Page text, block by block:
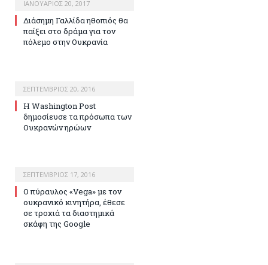
ΙΑΝΟΥΆΡΙΟΣ 20, 2017
Διάσημη Γαλλίδα ηθοπιός θα
παίξει στο δράμα για τον
πόλεμο στην Ουκρανία
ΣΕΠΤΈΜΒΡΙΟΣ 20, 2016
Η Washington Post
δημοσίευσε τα πρόσωπα των
Ουκρανών ηρώων
ΣΕΠΤΈΜΒΡΙΟΣ 17, 2016
Ο πύραυλος «Vega» με τον
ουκρανικό κινητήρα, έθεσε
σε τροχιά τα διαστημικά
σκάφη της Google